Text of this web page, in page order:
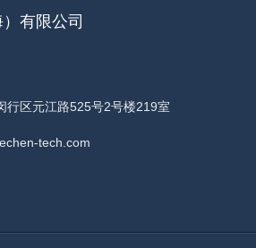
有限公司
行区元江路525号2号楼219室
tech.com